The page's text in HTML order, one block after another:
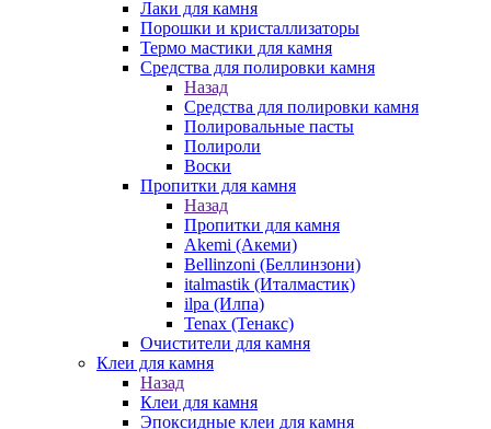
Лаки для камня
Порошки и кристаллизаторы
Термо мастики для камня
Средства для полировки камня
Назад
Средства для полировки камня
Полировальные пасты
Полироли
Воски
Пропитки для камня
Назад
Пропитки для камня
Akemi (Акеми)
Bellinzoni (Беллинзони)
italmastik (Италмастик)
ilpa (Илпа)
Tenax (Тенакс)
Очистители для камня
Клеи для камня
Назад
Клеи для камня
Эпоксидные клеи для камня